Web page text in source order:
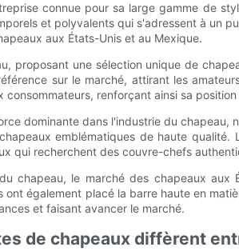
connue pour sa large gamme de
et polyvalents qui s'adressent à un
aux États-Unis et au Mexique.
proposant une sélection unique de
sur le marché, attirant les
renforçant ainsi sa
dominante dans l'industrie du
emblématiques de haute
qui recherchent des couvre-chefs
chapeau, le marché des chapeaux
également placé la barre haute en
et faisant avancer le marché.
de chapeaux diffèrent